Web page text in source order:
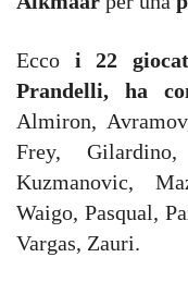
Ecco i 22
Prandelli, ha
Almiron,
Frey,
Kuzmanovic,
Waigo, Pasqual,
Vargas, Zauri.